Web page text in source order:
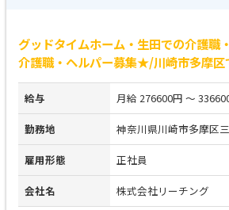
グッドタイムホーム・生田での介護
介護職・ヘルパー募集★/川崎市多摩
給与 月給 276600円 ～
勤務地 神奈川県川崎市多摩区
雇用形態 正社員
会社名 株式会社リーチング